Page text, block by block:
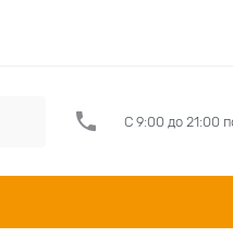
С 9:00 до 21:00